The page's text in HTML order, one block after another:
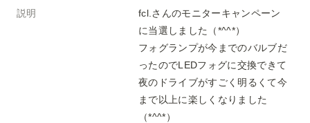
説明
fcl.さんのモニターキャンペーン
に当選しました（*^^*）
フォグランプが今までのバルブだ
ったのでLEDフォグに交換できて
夜のドライブがすごく明るくて今
まで以上に楽しくなりました
（*^^*）